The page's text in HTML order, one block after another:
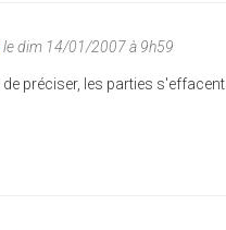
le dim 14/01/2007 à 9h59
préciser, les parties